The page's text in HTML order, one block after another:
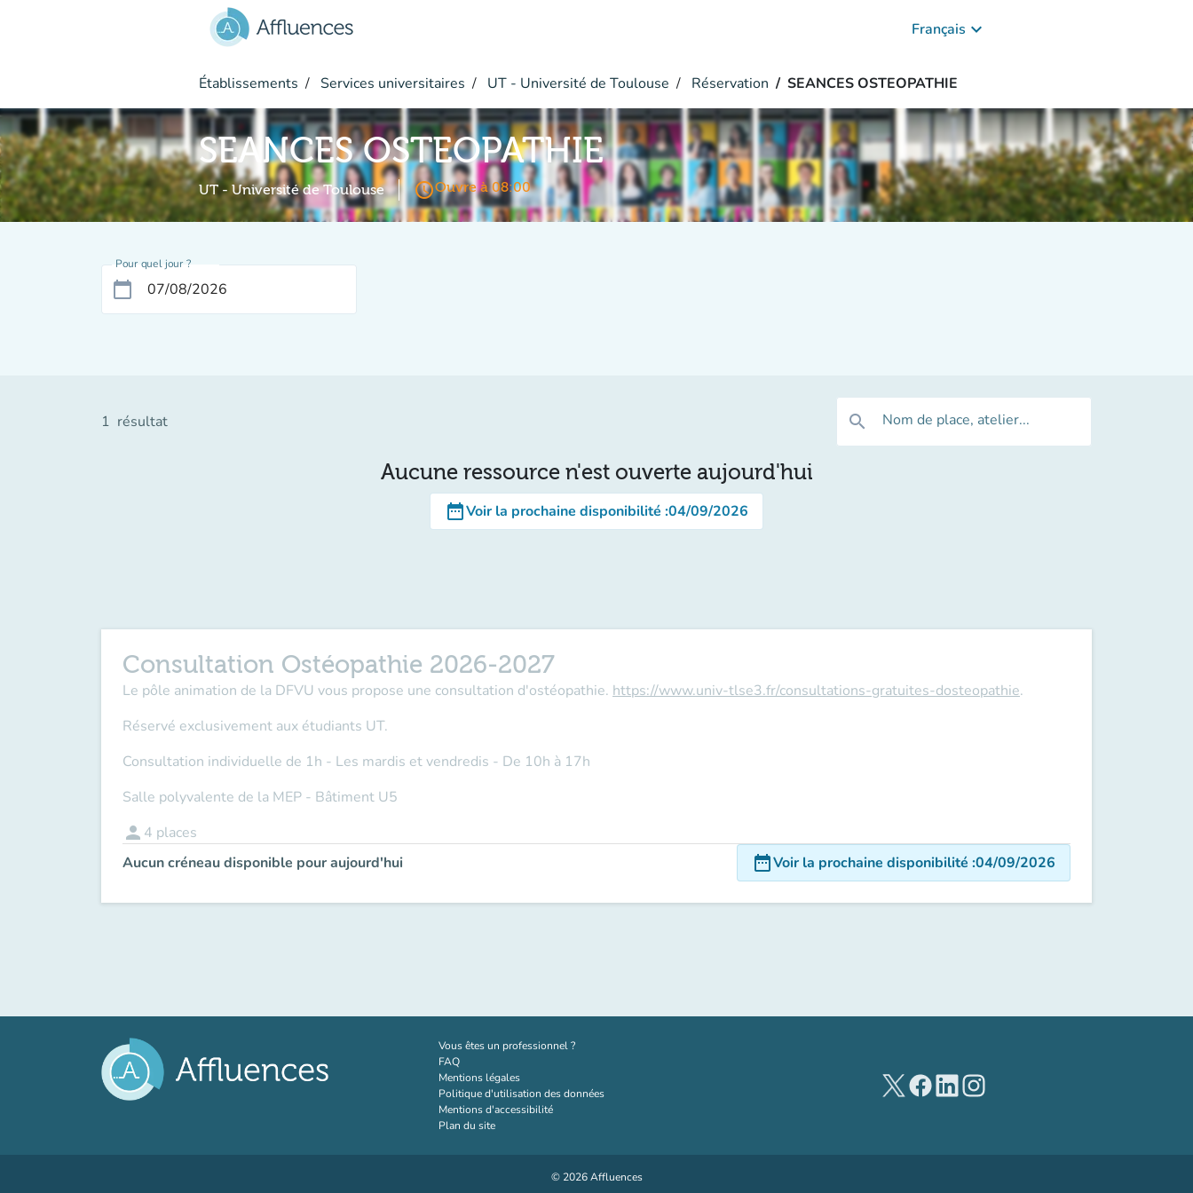
Français keyboard_arrow_down
Établissements Services universitaires UT - Université de Toulouse Réservation SEANCES OSTEOPATHIE
SEANCES OSTEOPATHIE
UT - Université de Toulouse access_timeOuvre à 08:00
Pour quel jour ?
calendar_today
1 résultat search Nom de place, atelier...
Aucune ressource n'est ouverte aujourd'hui
date_rangeVoir la prochaine disponibilité :04/09/2026
Consultation Ostéopathie 2026-2027
Le pôle animation de la DFVU vous propose une consultation d'ostéopathie. https://www.univ-tlse3.fr/consultations-gratuites-dosteopathie.
Réservé exclusivement aux étudiants UT.
Consultation individuelle de 1h - Les mardis et vendredis - De 10h à 17h
Salle polyvalente de la MEP - Bâtiment U5
person 4 places
Aucun créneau disponible pour aujourd'hui
date_rangeVoir la prochaine disponibilité :04/09/2026
Vous êtes un professionnel ?(nouvel onglet)
FAQ
Mentions légales
Politique d'utilisation des données
Mentions d'accessibilité
Plan du site
(nouvel onglet)
(nouvel onglet)
(nouvel onglet)
© 2026 Affluences